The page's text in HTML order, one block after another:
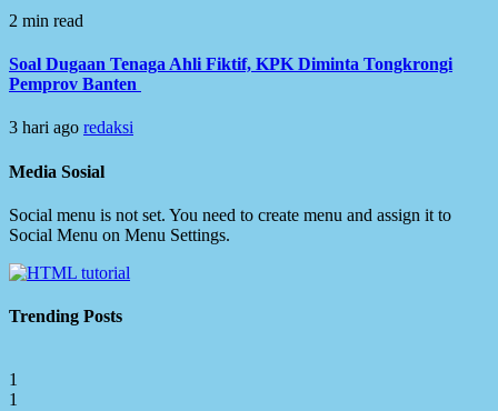
2 min read
Soal Dugaan Tenaga Ahli Fiktif, KPK Diminta Tongkrongi
Pemprov Banten
3 hari ago redaksi
Media Sosial
Social menu is not set. You need to create menu and assign it to
Social Menu on Menu Settings.
Trending Posts
1
1